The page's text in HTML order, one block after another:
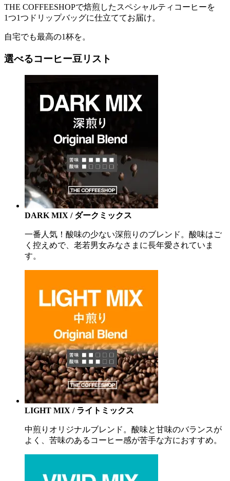
THE COFFEESHOPで焙煎したスペシャルティコーヒーを
1つ1つドリップバッグに仕立ててお届け。
自宅でも最高の1杯を。
選べるコーヒー豆リスト
DARK MIX / ダークミックス
一番人気！酸味の少ない深煎りのブレンド。酸味はご
く控えめで、老若男女みなさまに長年愛されていま
す。
LIGHT MIX / ライトミックス
中煎りオリジナルブレンド。酸味と甘味のバランスが
よく、苦味のあるコーヒー感が苦手な方におすすめ。